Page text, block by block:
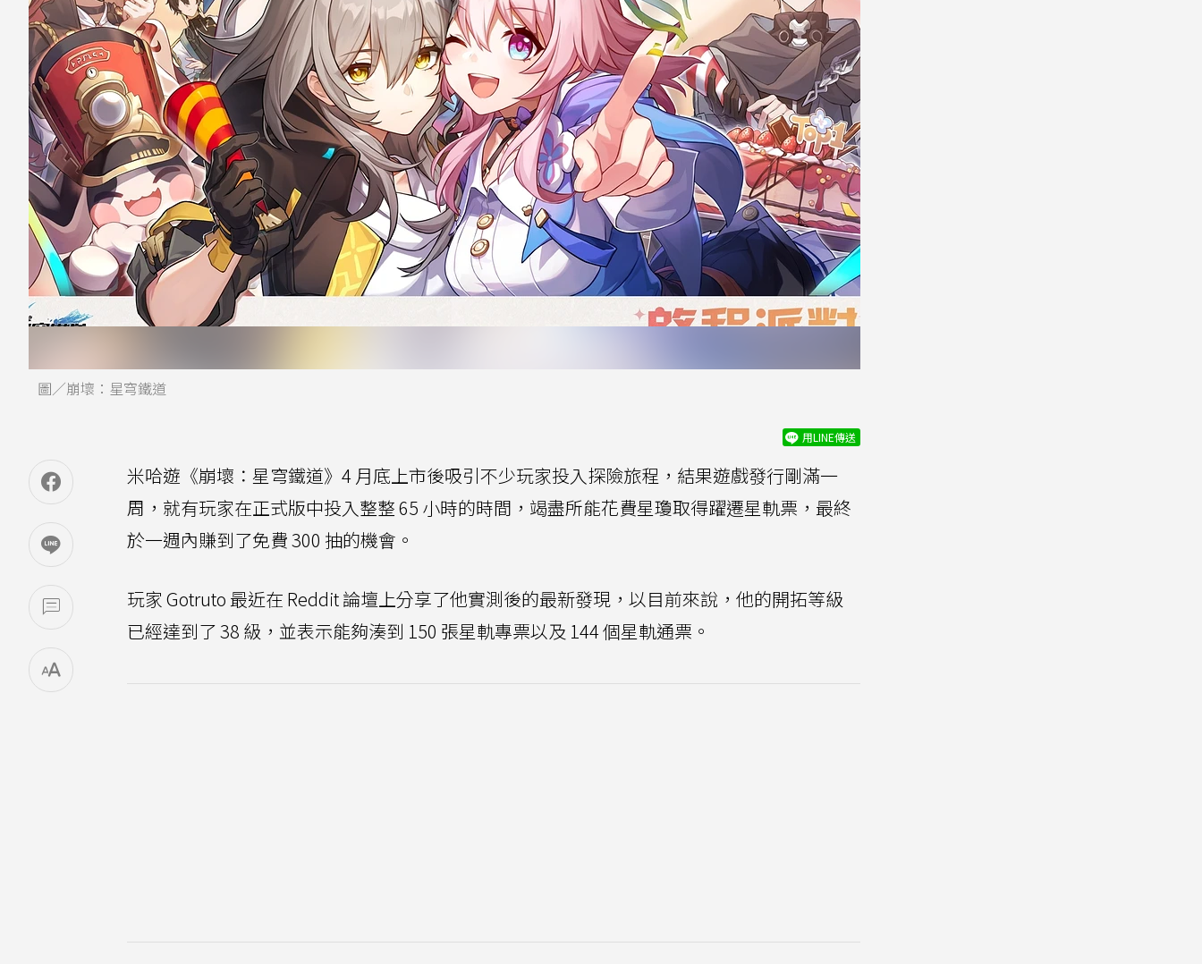
圖／崩壞：星穹鐵道
用LINE傳送
米哈遊《崩壞：星穹鐵道》4 月底上市後吸引不少玩家投入探險旅程，結果遊戲發行剛滿一
周，就有玩家在正式版中投入整整 65 小時的時間，竭盡所能花費星瓊取得躍遷星軌票，最終
於一週內賺到了免費 300 抽的機會。
玩家 Gotruto 最近在 Reddit 論壇上分享了他實測後的最新發現，以目前來說，他的開拓等級
已經達到了 38 級，並表示能夠湊到 150 張星軌專票以及 144 個星軌通票。